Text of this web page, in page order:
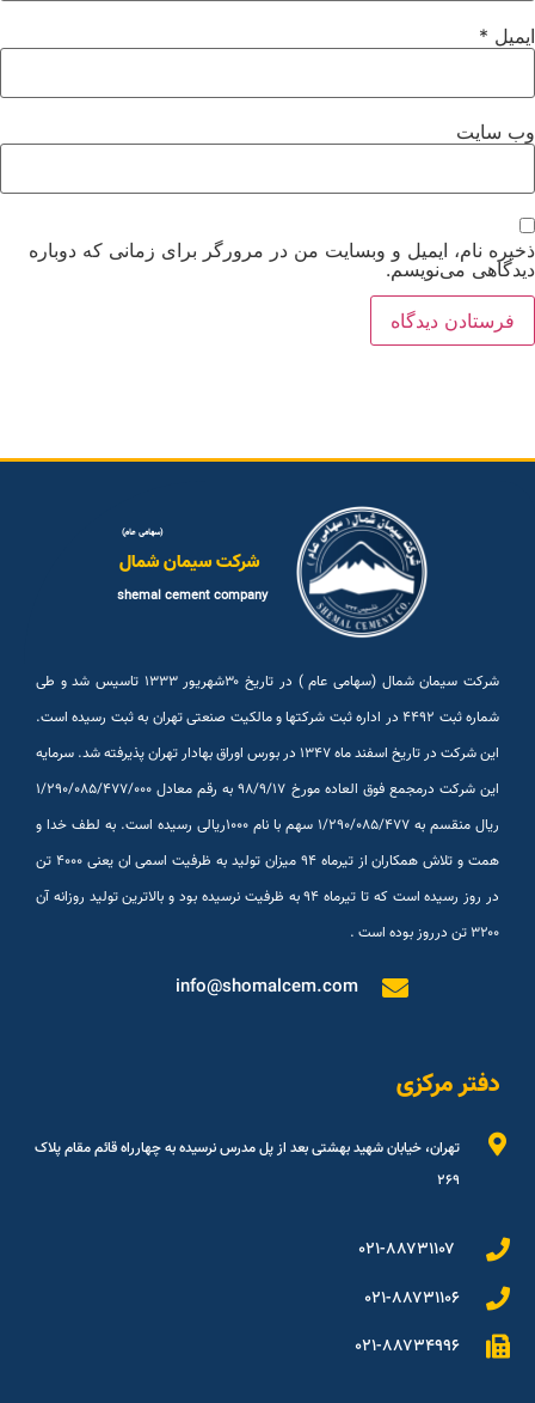
ایمیل *
وب‌ سایت
ذخیره نام، ایمیل و وبسایت من در مرورگر برای زمانی که دوباره
دیدگاهی می‌نویسم.
(سهامی عام)
شرکت سیمان شمال
shemal cement company
شرکت سیمان شمال (سهامی عام ) در تاریخ ۳۰شهريور ۱۳۳۳ تاسیس شد و طی
شماره ثبت ۴۴۹۲ در اداره ثبت شرکتها و مالکیت صنعتی تهران به ثبت رسیده است.
این شرکت در تاریخ اسفند ماه ۱۳۴۷ در بورس اوراق بهادار تهران پذیرفته شد. سرمایه
این شرکت درمجمع فوق العاده مورخ ۹۸/۹/۱۷ به رقم معادل ۱/۲۹۰/۰۸۵/۴۷۷/۰۰۰
ریال منقسم به ۱/۲۹۰/۰۸۵/۴۷۷ سهم با نام ۱۰۰۰ریالی رسیده است. به لطف خدا و
همت و تلاش همکاران از تیرماه ۹۴ میزان تولید به ظرفیت اسمی ان یعنی ۴۰۰۰ تن
در روز رسیده است که تا تیرماه ۹۴ به ظرفیت نرسیده بود و بالاترین تولید روزانه آن
۳۲۰۰ تن درروز بوده است .
info@shomalcem.com
دفتر مرکزی
تهران، خیابان شهید بهشتی بعد از پل مدرس نرسیده به چهارراه قائم مقام پلاک
۲۶۹
۰۲۱-۸۸۷۳۱۱۰۶
۰۲۱-۸۸۷۳۴۹۹۶